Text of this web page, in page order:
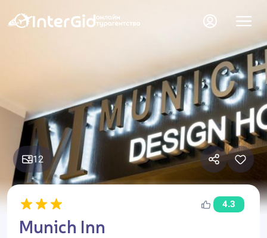
12
4.3
Munich Inn